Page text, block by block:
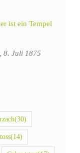
ist ein Tempel
8. Juli 1875
(30)
(14)